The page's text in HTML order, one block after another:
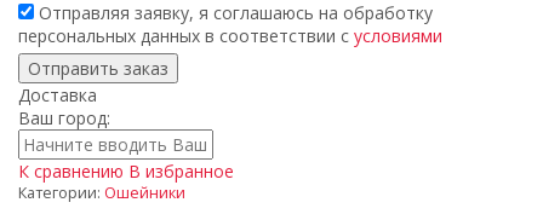
Отправляя заявку, я соглашаюсь на обработку
персональных данных в соответствии с условиями
Доставка
Ваш город:
К сравнению В избранное
Категории: Ошейники